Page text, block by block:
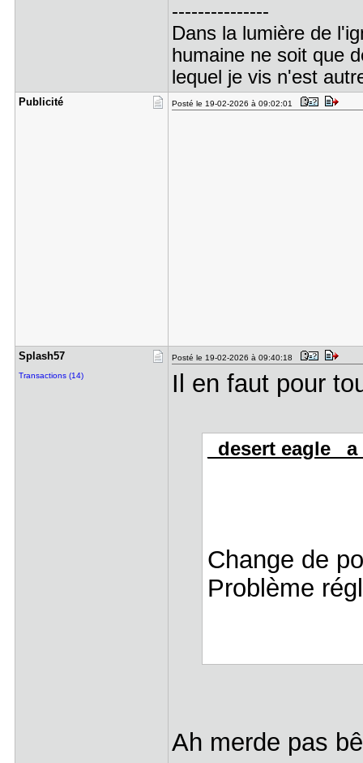
---------------
Dans la lumière de
humaine ne soit que
lequel je vis n'est
Publicité Posté le 19-02-2026 à 09:02:01
Splash57
Transactions (14)
Posté le 19-02-2026 à 09:40:18
Il en faut pour
_desert eagle_
Change de
Problème
Ah merde pas